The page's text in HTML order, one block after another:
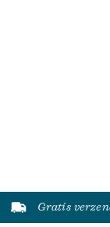
Gratis